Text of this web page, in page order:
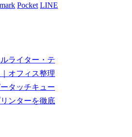
Pocket LINE
ルライター・テ
オフィス整理
タッチキュー
ンターを徹底